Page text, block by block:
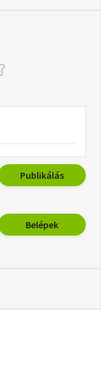
Publikálás
Belépek